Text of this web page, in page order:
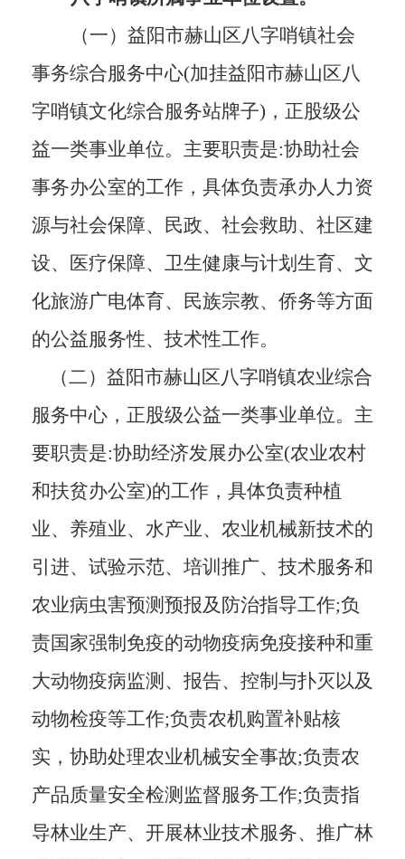
（一） 益阳市赫山区八字哨镇社会
事务综合服务中心(加挂益阳市赫山区八
字哨镇文化综合服务站牌子)，正股级公
益一类事业单位。主要职责是:协助社会
事务办公室的工作，具体负责承办人力资
源与社会保障、民政、社会救助、社区建
设、医疗保障、卫生健康与计划生育、文
化旅游广电体育、民族宗教、侨务等方面
的公益服务性、技术性工作。
（二） 益阳市赫山区八字哨镇农业综合
服务中心，正股级公益一类事业单位。主
要职责是:协助经济发展办公室(农业农村
和扶贫办公室)的工作，具体负责种植
业、养殖业、水产业、农业机械新技术的
引进、试验示范、培训推广、技术服务和
农业病虫害预测预报及防治指导工作;负
责国家强制免疫的动物疫病免疫接种和重
大动物疫病监测、报告、控制与扑灭以及
动物检疫等工作;负责农机购置补贴核
实，协助处理农业机械安全事故;负责农
产品质量安全检测监督服务工作;负责指
导林业生产、开展林业技术服务、推广林